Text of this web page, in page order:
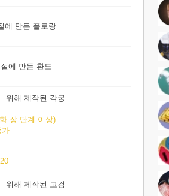
에 만든 플로랑
에 만든 환도
위해 제작된 각궁
장 단계 이상)
위해 제작된 고검